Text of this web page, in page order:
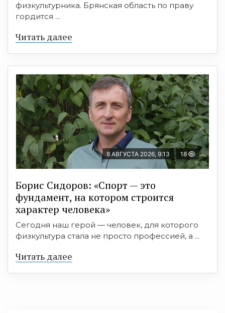
физкультурника. Брянская область по праву
гордится ...
Читать далее
8 АВГУСТА 2026, 9:13 18
Борис Сидоров: «Спорт — это
фундамент, на котором строится
характер человека»
Сегодня наш герой — человек, для которого
физкультура стала не просто профессией, а ...
Читать далее